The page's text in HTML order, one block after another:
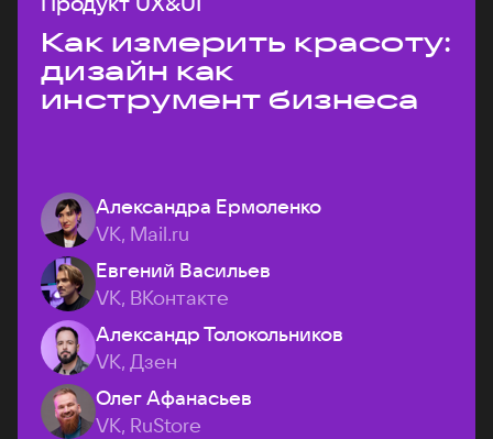
Как измерить красоту:
дизайн как
инструмент бизнеса
Александра Ермоленко
VK, Mail.ru
Евгений Васильев
VK, ВКонтакте
Александр Толокольников
VK, Дзен
Олег Афанасьев
VK, RuStore